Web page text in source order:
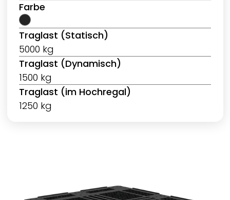
Farbe
Traglast (Statisch)
5000 kg
Traglast (Dynamisch)
1500 kg
Traglast (im Hochregal)
1250 kg